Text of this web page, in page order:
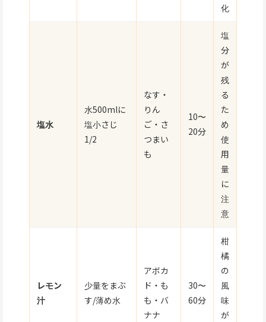
化
塩水
水500mlに
塩小さじ
1/2
なす・
りん
ご・さ
つまい
も
10〜
20分
塩
分
が
残
る
た
め
使
用
量
に
注
意
レモン
汁
少量をまぶ
す/薄め水
アボカ
ド・も
も・バ
ナナ
30〜
60分
柑
橘
の
風
味
が